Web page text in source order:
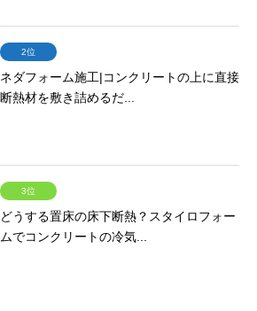
2位
ネダフォーム施工|コンクリートの上に直接
断熱材を敷き詰めるだ...
3位
どうする置床の床下断熱？スタイロフォー
ムでコンクリートの冷気...